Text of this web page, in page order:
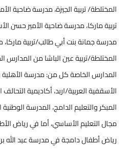
المختلطة/ تربية الجيزة، مدرسة ضاحية
تربية ماركا، مدرسة ضاحية الأمير حسن
مدرسة جمانة بنت أبي طالب/تربية ماركا،
المختلطة/تربية عين الباشا من المدارس
المدارس الخاصة كل من: مدرسة الأهلية
الأسقفية العربية/اربد، أكاديمية
المبكر والتعليم الدامج، المدرسة
مجال التعليم الأساسي، أما في رياض
رياض أطفال دامجة في مدرسة عبد الله